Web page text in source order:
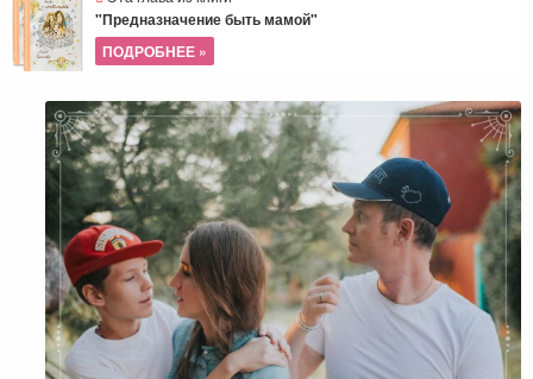
"Предназначение быть мамой"
ПОДРОБНЕЕ »